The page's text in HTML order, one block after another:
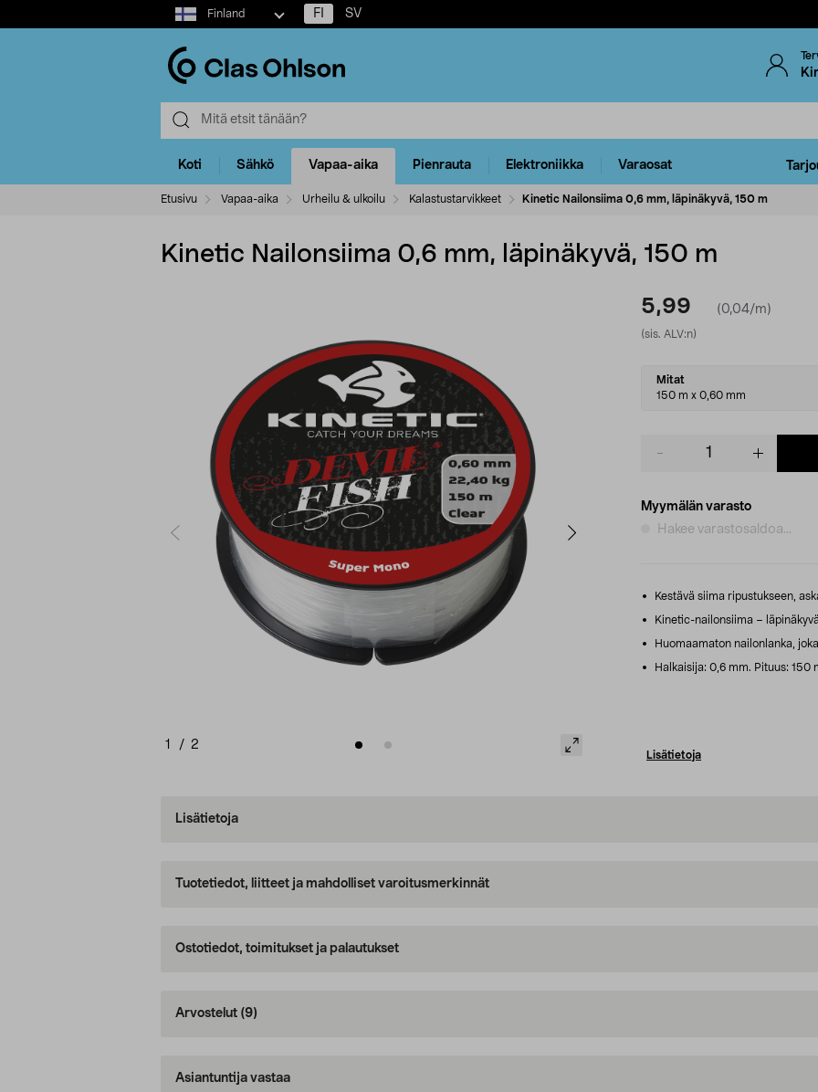
Select
market
Finland FI SV
Koti Sähkö Vapaa-aika Pienrauta Elektroniikka Varaosat
Etusivu Vapaa-aika Urheilu & ulkoilu Kalastustarvikkeet Kinetic Nailonsiima 0,6 mm, läpinäkyvä, 150 m
Kinetic Nailonsiima 0,6 mm, läpinäkyvä, 150 m
1 / 2
5,99 (0,04/m)
(sis. ALV:n)
Select
variant
Mitat
150 m x 0,60 mm
Myymälän varasto
Hakee varastosaldoa...
Kestävä siima ripustukseen,
Kinetic-nailonsiima –
Huomaamaton nailonlanka,
Halkaisija: 0,6 mm. Pituus: 150
Lisätietoja
Lisätietoja
Tuotetiedot, liitteet ja mahdolliset varoitusmerkinnät
Ostotiedot, toimitukset ja palautukset
Arvostelut (9)
Asiantuntija vastaa